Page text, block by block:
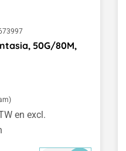
50G/80M,
en excl.